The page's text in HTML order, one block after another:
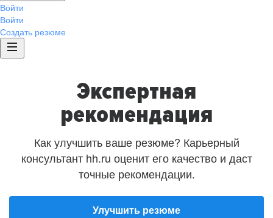
Войти
Войти
Создать резюме
Экспертная
рекомендация
Как улучшить ваше резюме? Карьерный
консультант hh.ru оценит его качество и даст
точные рекомендации.
Улучшить резюме